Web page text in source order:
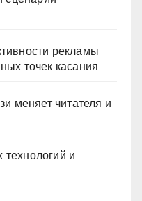
рекламы
точек касания
меняет читателя и
и